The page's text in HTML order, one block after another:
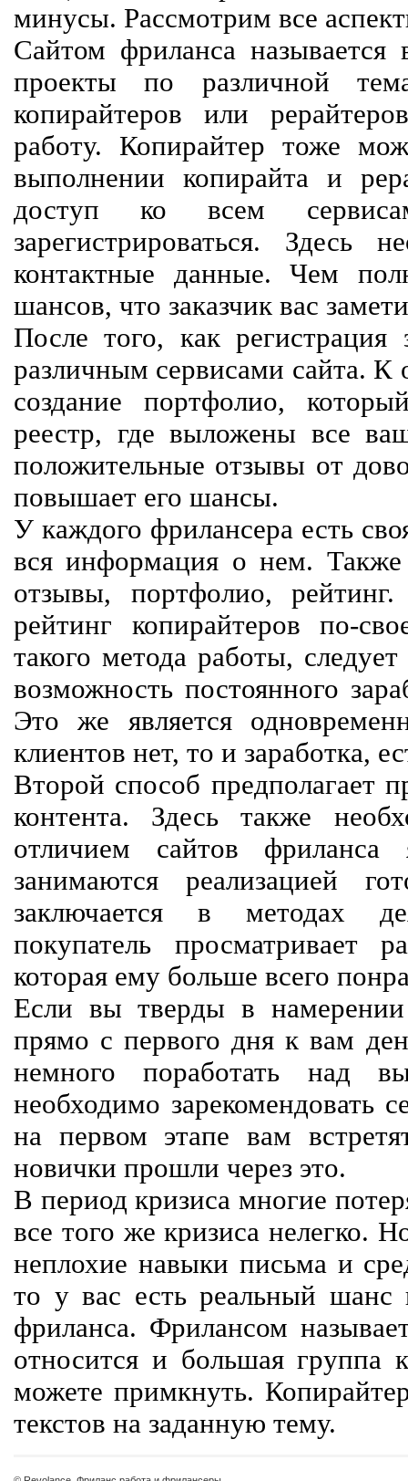
минусы. Рассмотрим все
Сайтом фриланса называется
проекты по различной
копирайтеров или
работу. Копирайтер тоже
выполнении копирайта и
доступ ко всем
зарегистрироваться. Здесь
контактные данные. Чем
шансов, что заказчик вас
После того, как регистрация
различным сервисами сайта. К
создание портфолио,
реестр, где выложены все
положительные отзывы от
повышает его шансы.
У каждого фрилансера есть
вся информация о нем. Также
отзывы, портфолио,
рейтинг копирайтеров по-
такого метода работы,
возможность постоянного
Это же является
клиентов нет, то и заработка,
Второй способ предполагает
контента. Здесь также
отличием сайтов
занимаются реализацией
заключается в методах
покупатель просматривает
которая ему больше всего
Если вы тверды в
прямо с первого дня к вам
немного поработать над
необходимо зарекомендовать
на первом этапе вам
новички прошли через это.
В период кризиса многие
все того же кризиса нелегко.
неплохие навыки письма и
то у вас есть реальный шанс
фриланса. Фрилансом
относится и большая группа
можете примкнуть.
текстов на заданную тему.